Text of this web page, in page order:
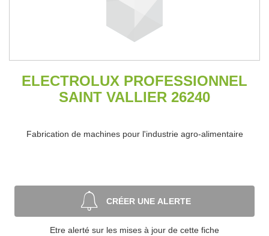
ELECTROLUX PROFESSIONNEL
SAINT VALLIER 26240
Fabrication de machines pour l'industrie agro-alimentaire
CRÉER UNE ALERTE
Etre alerté sur les mises à jour de cette fiche